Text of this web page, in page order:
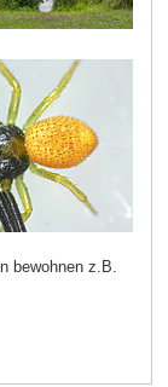
bewohnen z.B.